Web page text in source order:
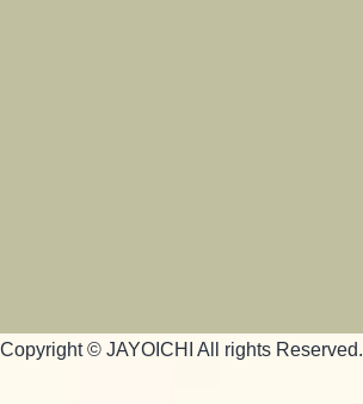
Copyright © JAYOICHI All rights Reserved.